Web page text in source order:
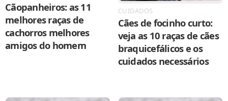
Cãopanheiros: as 11
melhores raças de
cachorros melhores
amigos do homem
CUIDADOS
Cães de focinho curto:
veja as 10 raças de cães
braquicefálicos e os
cuidados necessários